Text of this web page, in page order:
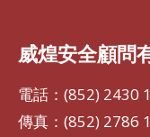
威煌安全顧問
電話：(852) 2430
傳真：(852) 2786